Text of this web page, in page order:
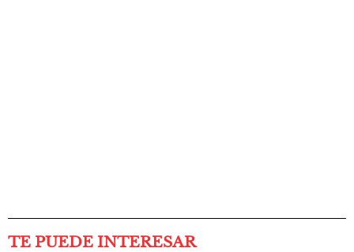
TE PUEDE INTERESAR